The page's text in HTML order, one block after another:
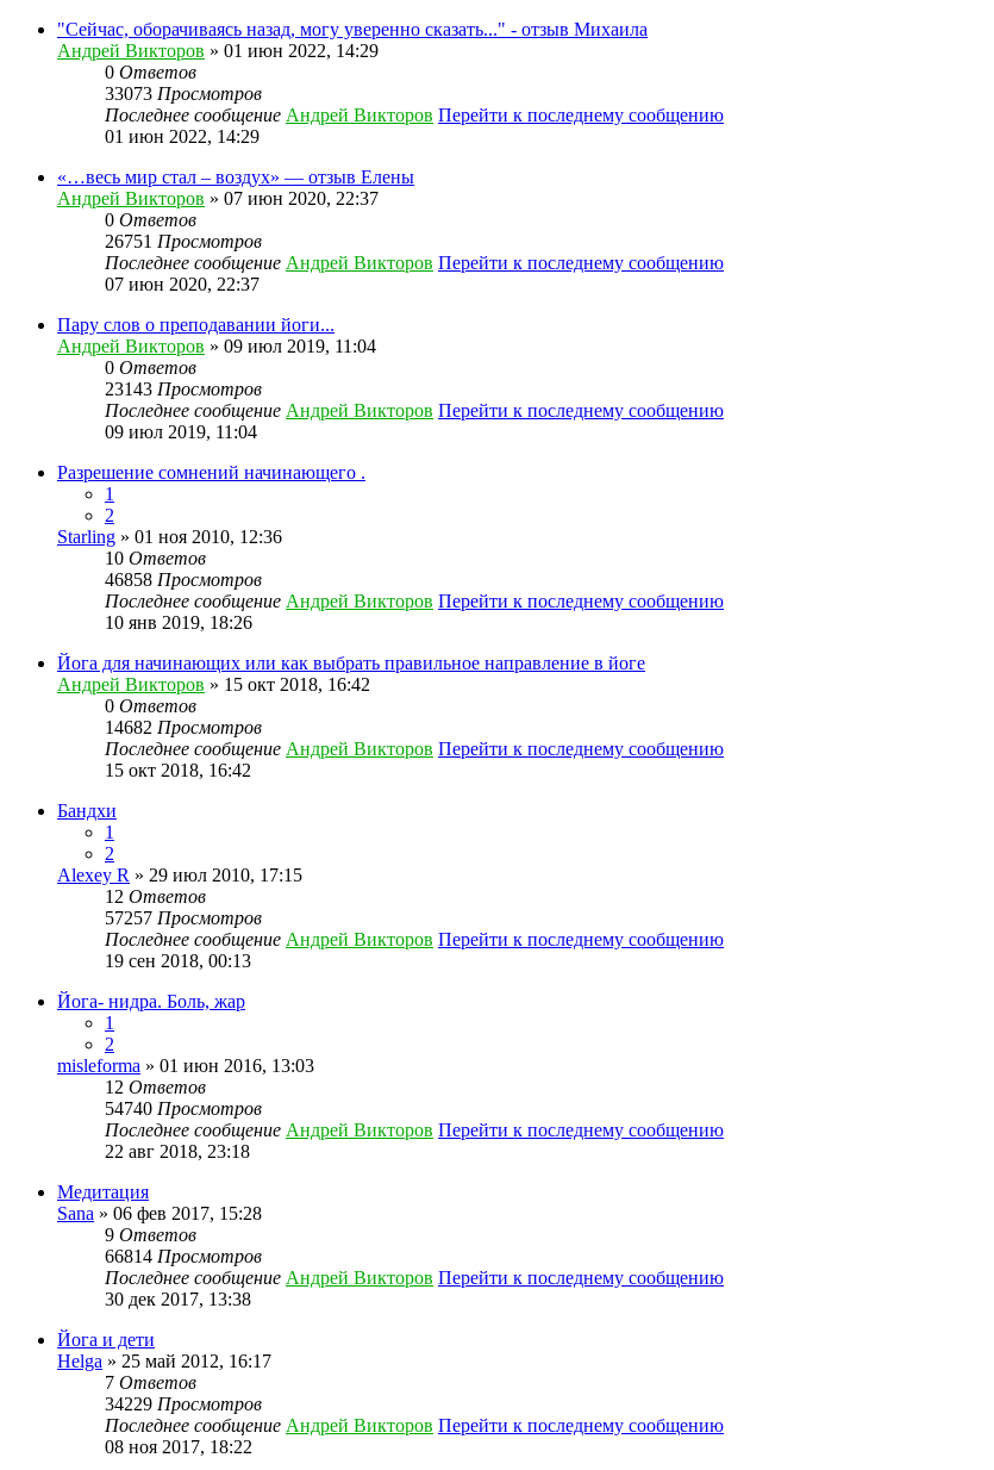
"Сейчас, оборачиваясь назад, могу уверенно сказать..." - отзыв Михаила
Андрей Викторов » 01 июн 2022, 14:29
0 Ответов
33073 Просмотров
Последнее сообщение Андрей Викторов Перейти к последнему сообщению
01 июн 2022, 14:29
«…весь мир стал – воздух» — отзыв Елены
Андрей Викторов » 07 июн 2020, 22:37
0 Ответов
26751 Просмотров
Последнее сообщение Андрей Викторов Перейти к последнему сообщению
07 июн 2020, 22:37
Пару слов о преподавании йоги...
Андрей Викторов » 09 июл 2019, 11:04
0 Ответов
23143 Просмотров
Последнее сообщение Андрей Викторов Перейти к последнему сообщению
09 июл 2019, 11:04
Разрешение сомнений начинающего .
1
2
Starling » 01 ноя 2010, 12:36
10 Ответов
46858 Просмотров
Последнее сообщение Андрей Викторов Перейти к последнему сообщению
10 янв 2019, 18:26
Йога для начинающих или как выбрать правильное направление в йоге
Андрей Викторов » 15 окт 2018, 16:42
0 Ответов
14682 Просмотров
Последнее сообщение Андрей Викторов Перейти к последнему сообщению
15 окт 2018, 16:42
Бандхи
1
2
Alexey R » 29 июл 2010, 17:15
12 Ответов
57257 Просмотров
Последнее сообщение Андрей Викторов Перейти к последнему сообщению
19 сен 2018, 00:13
Йога- нидра. Боль, жар
1
2
misleforma » 01 июн 2016, 13:03
12 Ответов
54740 Просмотров
Последнее сообщение Андрей Викторов Перейти к последнему сообщению
22 авг 2018, 23:18
Медитация
Sana » 06 фев 2017, 15:28
9 Ответов
66814 Просмотров
Последнее сообщение Андрей Викторов Перейти к последнему сообщению
30 дек 2017, 13:38
Йога и дети
Helga » 25 май 2012, 16:17
7 Ответов
34229 Просмотров
Последнее сообщение Андрей Викторов Перейти к последнему сообщению
08 ноя 2017, 18:22